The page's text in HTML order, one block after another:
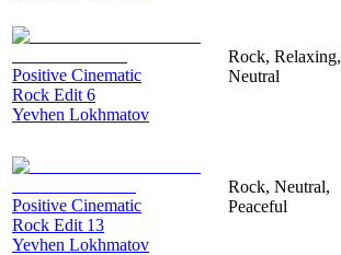
Positive Cinematic
Rock Edit 6
Yevhen Lokhmatov
Rock, Relaxing,
Neutral
Positive Cinematic
Rock Edit 13
Yevhen Lokhmatov
Rock, Neutral,
Peaceful